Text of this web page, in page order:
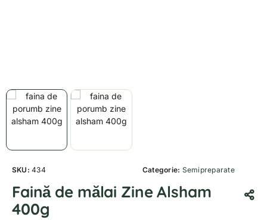
SKU:434 Categorie: Semipreparate
Faină de mălai Zine Alsham
400g